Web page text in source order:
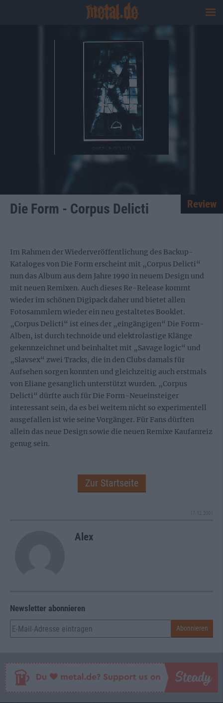
Die Form - Corpus Delicti Review
Im Rahmen der Wiederveröffentlichung des Backup-
Kataloges von Die Form erscheint mit „Corpus Delicti“
nun das Album aus dem Jahre 1990 in neuem Design und
mit neuen Remixen. Auch dieses Re-Release kommt
wieder im schönen Digipack daher und bietet allen
Fotosammlern wieder ein neu gestaltetes Booklet.
„Corpus Delicti“ ist eines der „eingängigen“ Die Form-
Alben, ist durch technoide und elektrolastige Klänge
gekennzeichnet und beinhaltet mit „Savage logic“ und
„Slavsex“ zwei Tracks, die in den Clubs damals für
Aufsehen sorgen konnten und gleichzeitig auch erstmals
von Eliane gesanglich unterstützt wurden. „Corpus
Delicti“ dürfte auch für Die Form-Neueinsteiger
interessant sein, da es bei weitem nicht so experimentell
ausgefallen ist wie seine Vorgänger. Für Fans dürften
allein das neue Design sowie die neuen Remixe Kaufanreiz
genug sein.
Zur Startseite
Alex
Newsletter abonnieren